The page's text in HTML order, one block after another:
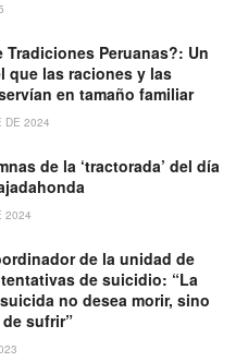
Tradiciones Peruanas?: Un
que las raciones y las
en tamaño familiar
DE 2024
de la ‘tractorada’ del día
2024
de la unidad de
de suicidio: “La
no desea morir, sino
sufrir”